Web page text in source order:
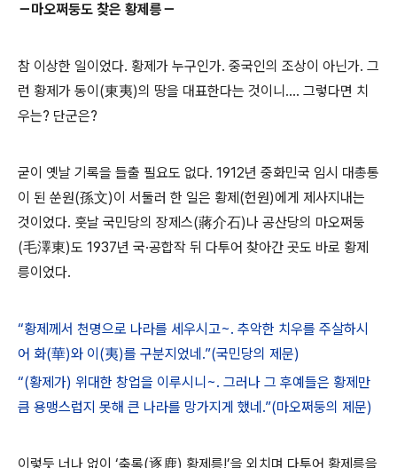
－마오쩌둥도 찾은 황제릉－
참 이상한 일이었다. 황제가 누구인가. 중국인의 조상이 아닌가. 그
런 황제가 동이(東夷)의 땅을 대표한다는 것이니…. 그렇다면 치
우는? 단군은?
굳이 옛날 기록을 들출 필요도 없다. 1912년 중화민국 임시 대총통
이 된 쑨원(孫文)이 서둘러 한 일은 황제(헌원)에게 제사지내는
것이었다. 훗날 국민당의 장제스(蔣介石)나 공산당의 마오쩌둥
(毛澤東)도 1937년 국·공합작 뒤 다투어 찾아간 곳도 바로 황제
릉이었다.
“황제께서 천명으로 나라를 세우시고~. 추악한 치우를 주살하시
어 화(華)와 이(夷)를 구분지었네.”(국민당의 제문)
“(황제가) 위대한 창업을 이루시니~. 그러나 그 후예들은 황제만
큼 용맹스럽지 못해 큰 나라를 망가지게 했네.”(마오쩌둥의 제문)
이렇듯 너나 없이 ‘축록(逐鹿) 황제릉!’을 외치며 다투어 황제릉을